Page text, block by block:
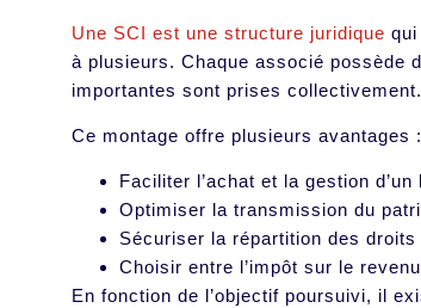
Une SCI est une structure juridique
à plusieurs. Chaque associé possède
importantes sont prises collectivement.
Ce montage offre plusieurs avantages :
Faciliter l’achat et la gestion
Optimiser la transmission du
Sécuriser la répartition des
Choisir entre l’impôt sur le
En fonction de l’objectif poursuivi, il